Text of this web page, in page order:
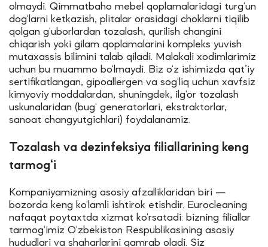
olmaydi. Qimmatbaho mebel qoplamalaridagi turg‘un
dog‘larni ketkazish, plitalar orasidagi choklarni tiqilib
qolgan g‘uborlardan tozalash, qurilish changini
chiqarish yoki gilam qoplamalarini kompleks yuvish
mutaxassis bilimini talab qiladi. Malakali xodimlarimiz
uchun bu muammo bo‘lmaydi. Biz o‘z ishimizda qat’iy
sertifikatlangan, gipoallergen va sog‘liq uchun xavfsiz
kimyoviy moddalardan, shuningdek, ilg‘or tozalash
uskunalaridan (bug‘ generatorlari, ekstraktorlar,
sanoat changyutgichlari) foydalanamiz.
Tozalash va dezinfeksiya filiallarining keng
tarmog‘i
Kompaniyamizning asosiy afzalliklaridan biri —
bozorda keng ko‘lamli ishtirok etishdir. Eurocleaning
nafaqat poytaxtda xizmat ko‘rsatadi: bizning filiallar
tarmog‘imiz O‘zbekiston Respublikasining asosiy
hududlari va shaharlarini qamrab oladi. Siz